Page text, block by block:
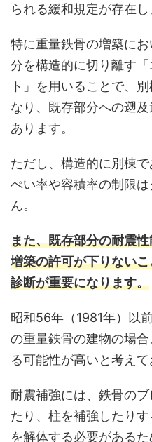
られる緩和規定が存在し
特に重量鉄骨の増築に
分を構造的に切り離す
ト」を用いることで、
なり、既存部分への遡
あります。
ただし、構造的に別棟
ぺい率や容積率の制限
ん。
また、既存部分の耐震
増築の許可が下りない
診断が重要になります。
昭和56年（1981年）以
の重量鉄骨の建物の場
る可能性が高いと考えて
耐震補強には、鉄骨の
たり、柱を補強したり
を解体する必要がある